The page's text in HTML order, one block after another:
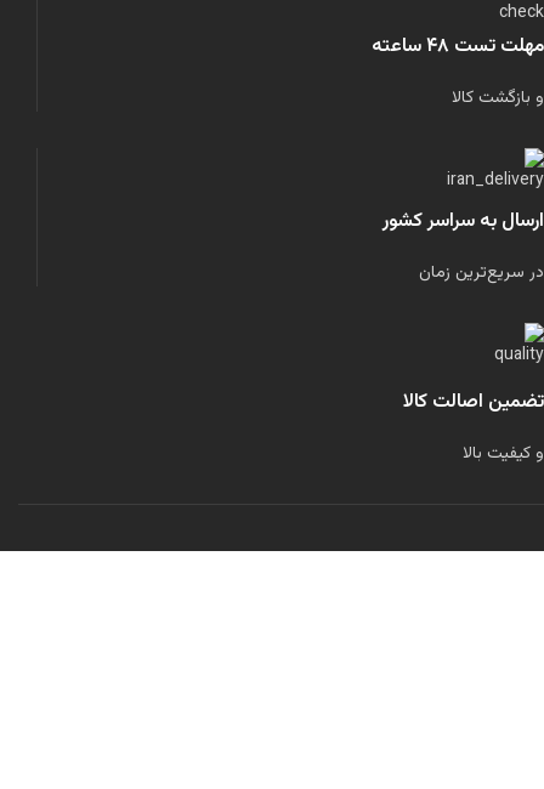
مهلت تست ۴۸ ساعته
و بازگشت کالا
ارسال به سراسر کشور
در سریع‌ترین زمان
تضمین اصالت کالا
و کیفیت بالا